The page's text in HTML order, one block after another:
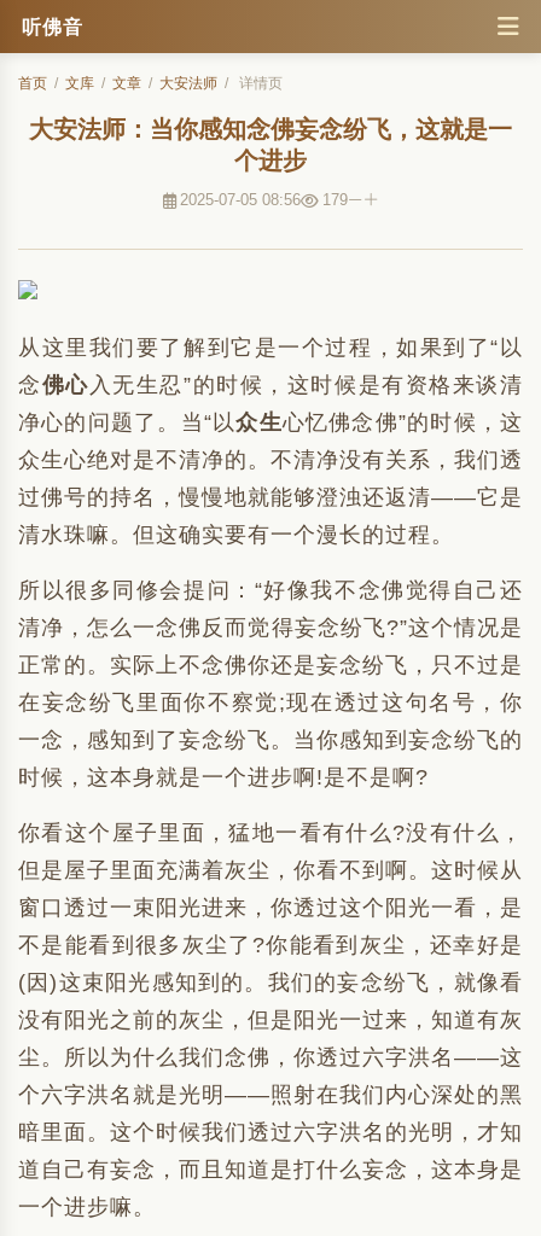
听佛音
首页 / 文库 / 文章 / 大安法师 / 详情页
大安法师：当你感知念佛妄念纷飞，这就是一
个进步
2025-07-05 08:56 179
从这里我们要了解到它是一个过程，如果到了“以
念佛心入无生忍”的时候，这时候是有资格来谈清
净心的问题了。当“以众生心忆佛念佛”的时候，这
众生心绝对是不清净的。不清净没有关系，我们透
过佛号的持名，慢慢地就能够澄浊还返清——它是
清水珠嘛。但这确实要有一个漫长的过程。
所以很多同修会提问：“好像我不念佛觉得自己还
清净，怎么一念佛反而觉得妄念纷飞?”这个情况是
正常的。实际上不念佛你还是妄念纷飞，只不过是
在妄念纷飞里面你不察觉;现在透过这句名号，你
一念，感知到了妄念纷飞。当你感知到妄念纷飞的
时候，这本身就是一个进步啊!是不是啊?
你看这个屋子里面，猛地一看有什么?没有什么，
但是屋子里面充满着灰尘，你看不到啊。这时候从
窗口透过一束阳光进来，你透过这个阳光一看，是
不是能看到很多灰尘了?你能看到灰尘，还幸好是
(因)这束阳光感知到的。我们的妄念纷飞，就像看
没有阳光之前的灰尘，但是阳光一过来，知道有灰
尘。所以为什么我们念佛，你透过六字洪名——这
个六字洪名就是光明——照射在我们内心深处的黑
暗里面。这个时候我们透过六字洪名的光明，才知
道自己有妄念，而且知道是打什么妄念，这本身是
一个进步嘛。